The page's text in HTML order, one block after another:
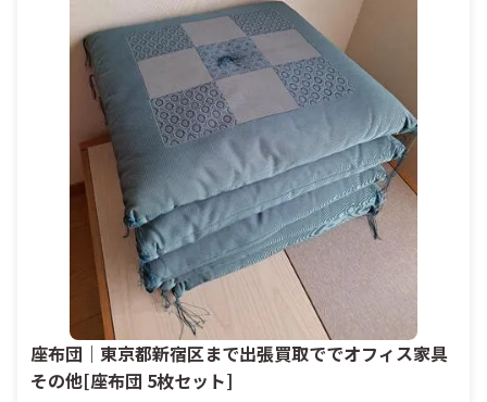
座布団｜東京都新宿区まで出張買取ででオフィス家具
その他[座布団 5枚セット]